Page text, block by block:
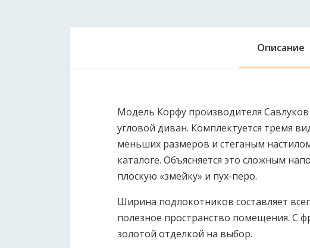
Описание
Модель Корфу производителя
угловой диван. Комплектуется тремя
меньших размеров и стеганым
каталоге. Объясняется это сложным
плоскую «змейку» и пух-перо.
Ширина подлокотников составляет
полезное пространство помещения. С
золотой отделкой на выбор.